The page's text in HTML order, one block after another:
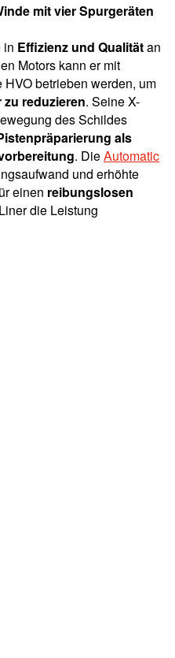
mit vier Spurgeräten
in Effizienz und Qualitätan
Motors kann er mit
betrieben werden, um
reduzieren. Seine X-
des Schildes
als
. DieAutomatic
und erhöhte
einen reibungslosen
die Leistung